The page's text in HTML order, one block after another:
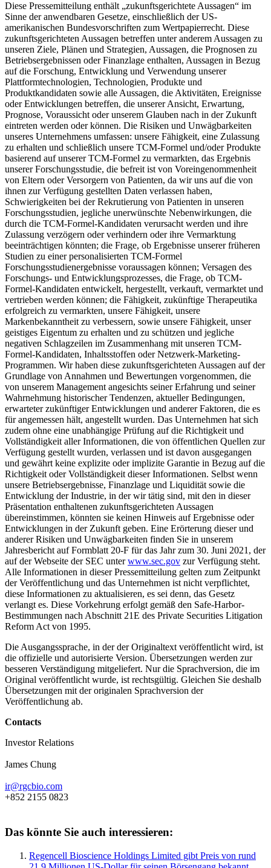
Diese Pressemitteilung enthält „zukunftsgerichtete Aussagen“ im
Sinne der anwendbaren Gesetze, einschließlich der US-
amerikanischen Bundesvorschriften zum Wertpapierrecht. Diese
zukunftsgerichteten Aussagen betreffen unter anderem Aussagen zu
unseren Ziele, Plänen und Strategien, Aussagen, die Prognosen zu
Betriebsergebnissen oder Finanzlage enthalten, Aussagen in Bezug
auf die Forschung, Entwicklung und Verwendung unserer
Plattformtechnologien, Technologien, Produkte und
Produktkandidaten sowie alle Aussagen, die Aktivitäten, Ereignisse
oder Entwicklungen betreffen, die unserer Ansicht, Erwartung,
Prognose, Voraussicht oder unserem Glauben nach in der Zukunft
eintreten werden oder können. Die Risiken und Unwägbarkeiten
unseres Unternehmens umfassen: unsere Fähigkeit, eine Zulassung
zu erhalten und schließlich unsere TCM-Formel und/oder Produkte
basierend auf unserer TCM-Formel zu vermarkten, das Ergebnis
unserer Forschungsstudie, die befreit ist von Voreingenommenheit
von Eltern oder Versorgern von Patienten, da wir uns auf die von
ihnen zur Verfügung gestellten Daten verlassen haben,
Schwierigkeiten bei der Rekrutierung von Patienten in unseren
Forschungsstudien, jegliche unerwünschte Nebenwirkungen, die
durch die TCM-Formel-Kandidaten verursacht werden und ihre
Zulassung verzögern oder verhindern oder ihre Vermarktung
beeinträchtigen könnten; die Frage, ob Ergebnisse unserer früheren
Studien zu einer personalisierten TCM-Formel
Forschungsstudienergebnisse voraussagen können; Versagen des
Forschungs- und Entwicklungsprozesses, die Frage, ob TCM-
Formel-Kandidaten entwickelt, hergestellt, verkauft, vermarktet und
vertrieben werden können; die Fähigkeit, zukünftige Therapeutika
erfolgreich zu vermarkten, unsere Fähigkeit, unsere
Markenbekanntheit zu verbessern, sowie unsere Fähigkeit, unser
geistiges Eigentum zu erhalten und zu schützen und jegliche
negativen Schlagzeilen im Zusammenhang mit unseren TCM-
Formel-Kandidaten, Inhaltsstoffen oder Netzwerk-Marketing-
Programmen. Wir haben diese zukunftsgerichteten Aussagen auf der
Grundlage von Annahmen und Bewertungen vorgenommen, die
von unserem Management angesichts seiner Erfahrung und seiner
Wahrnehmung historischer Tendenzen, aktueller Bedingungen,
erwarteter zukünftiger Entwicklungen und anderer Faktoren, die es
für angemessen hält, angestellt wurden. Das Unternehmen hat sich
zudem ohne eine unabhängige Prüfung auf die Richtigkeit und
Vollständigkeit aller Informationen, die von öffentlichen Quellen zur
Verfügung gestellt wurden, verlassen und ist davon ausgegangen
und gewährt keine explizite oder implizite Garantie in Bezug auf die
Richtigkeit oder Vollständigkeit dieser Informationen. Selbst wenn
unsere Betriebsergebnisse, Finanzlage und Liquidität sowie die
Entwicklung der Industrie, in der wir tätig sind, mit den in dieser
Präsentation enthaltenen zukunftsgerichteten Aussagen
übereinstimmen, könnten sie keinen Hinweis auf Ergebnisse oder
Entwicklungen in der Zukunft geben. Eine Erörterung dieser und
anderer Risiken und Unwägbarkeiten finden Sie in unserem
Jahresbericht auf Formblatt 20-F für das Jahr zum 30. Juni 2021, der
auf der Webseite der SEC unterwww.sec.gov zur Verfügung steht.
Alle Informationen in dieser Pressemitteilung gelten zum Zeitpunkt
der Veröffentlichung und das Unternehmen ist nicht verpflichtet,
diese Informationen zu aktualisieren, es sei denn, das Gesetz
verlangt es. Diese Vorkehrung erfolgt gemäß den Safe-Harbor-
Bestimmungen nach Abschnitt 21E des Private Securities Litigation
Reform Act von 1995.
Die Ausgangssprache, in der der Originaltext veröffentlicht wird, ist
die offizielle und autorisierte Version. Übersetzungen werden zur
besseren Verständigung mitgeliefert. Nur die Sprachversion, die im
Original veröffentlicht wurde, ist rechtsgültig. Gleichen Sie deshalb
Übersetzungen mit der originalen Sprachversion der
Veröffentlichung ab.
Contacts
Investor Relations
James Chung
ir@rgcbio.com
+852 2155 0823
Das könnte Sie auch interessieren:
Regencell Bioscience Holdings Limited gibt Preis von rund